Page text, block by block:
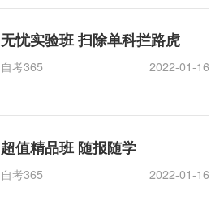
无忧实验班 扫除单科拦路虎
自考365 2022-01-16
超值精品班 随报随学
自考365 2022-01-16